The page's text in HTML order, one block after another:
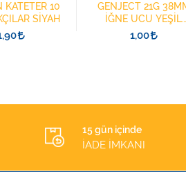
KATETER 10
SİYAH
GENJECT 21G
İĞNE UCU YEŞİL
21382501 ŞIRINGA
İĞNESİ
1,00
15 gün içinde
İADE İMKANI